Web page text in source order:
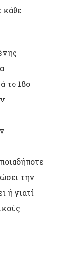
κάθε
το 18ο
την
ή γιατί